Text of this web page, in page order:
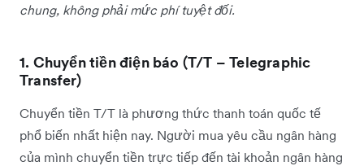
chung, không phải mức phí tuyệt đối.
1. Chuyển tiền điện báo (T/T – Telegraphic
Transfer)
Chuyển tiền T/T là phương thức thanh toán quốc tế
phổ biến nhất hiện nay. Người mua yêu cầu ngân hàng
của mình chuyển tiền trực tiếp đến tài khoản ngân hàng